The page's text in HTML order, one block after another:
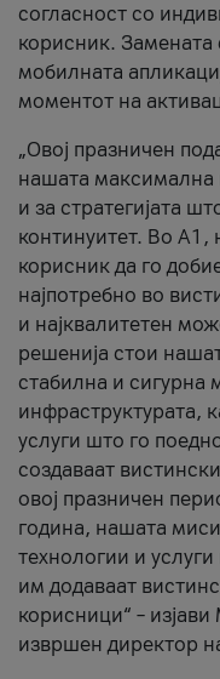
согласност со
корисник.
мобилната
моментот на
„Овој празничен
нашата максимална
и за стратегијата
континуитет. Во А1,
корисник да го
најпотребно во
и најквалитетен
решенија стои
стабилна и сигурна
инфраструктурата,
услуги што го
создаваат
овој празничен
година, нашата
технологии и
им додаваат
корисници“ –
извршен директор